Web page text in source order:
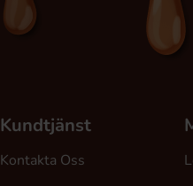
Kundtjänst
Kontakta Oss